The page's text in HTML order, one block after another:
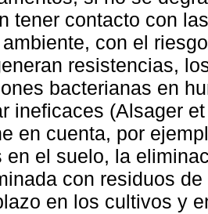
tener contacto con
con el
resistencias,
bacterianas en
ineficaces (Alsager
en cuenta, por
en el suelo, la
con residuos
en los cultivos y